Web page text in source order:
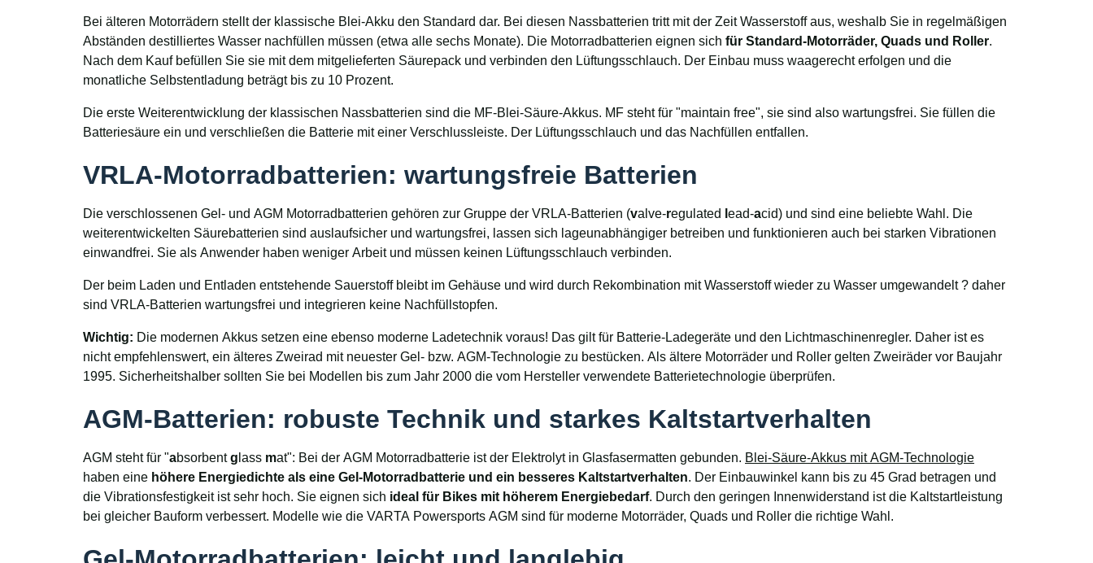
Bei älteren Motorrädern stellt der klassische Blei-Akku den Standard dar. Bei diesen Nassbatterien tritt mit der Zeit Wasserstoff aus, weshalb Sie in regelmäßigen
Abständen destilliertes Wasser nachfüllen müssen (etwa alle sechs Monate). Die Motorradbatterien eignen sich für Standard-Motorräder, Quads und Roller.
Nach dem Kauf befüllen Sie sie mit dem mitgelieferten Säurepack und verbinden den Lüftungsschlauch. Der Einbau muss waagerecht erfolgen und die
monatliche Selbstentladung beträgt bis zu 10 Prozent.
Die erste Weiterentwicklung der klassischen Nassbatterien sind die MF-Blei-Säure-Akkus. MF steht für "maintain free", sie sind also wartungsfrei. Sie füllen die
Batteriesäure ein und verschließen die Batterie mit einer Verschlussleiste. Der Lüftungsschlauch und das Nachfüllen entfallen.
VRLA-Motorradbatterien: wartungsfreie Batterien
Die verschlossenen Gel- und AGM Motorradbatterien gehören zur Gruppe der VRLA-Batterien (valve-regulated ead-acid) und sind eine beliebte Wahl. Die
weiterentwickelten Säurebatterien sind auslaufsicher und wartungsfrei, lassen sich lageunabhängiger betreiben und funktionieren auch bei starken Vibrationen
einwandfrei. Sie als Anwender haben weniger Arbeit und müssen keinen Lüftungsschlauch verbinden.
Der beim Laden und Entladen entstehende Sauerstoff bleibt im Gehäuse und wird durch Rekombination mit Wasserstoff wieder zu Wasser umgewandelt ? daher
sind VRLA-Batterien wartungsfrei und integrieren keine Nachfüllstopfen.
Wichtig: Die modernen Akkus setzen eine ebenso moderne Ladetechnik voraus! Das gilt für Batterie-Ladegeräte und den Lichtmaschinenregler. Daher ist es
nicht empfehlenswert, ein älteres Zweirad mit neuester Gel- bzw. AGM-Technologie zu bestücken. Als ältere Motorräder und Roller gelten Zweiräder vor Baujahr
1995. Sicherheitshalber sollten Sie bei Modellen bis zum Jahr 2000 die vom Hersteller verwendete Batterietechnologie überprüfen.
AGM-Batterien: robuste Technik und starkes Kaltstartverhalten
AGM steht für "absorbentg lass mat": Bei der AGM Motorradbatterie ist der Elektrolyt in Glasfasermatten gebunden. Blei-Säure-Akkus mit AGM-Technologie
haben eine höhere Energiedichte als eine Gel-Motorradbatterie und ein besseres Kaltstartverhalten. Der Einbauwinkel kann bis zu 45 Grad betragen und
die Vibrationsfestigkeit ist sehr hoch. Sie eignen sich ideal für Bikes mit höherem Energiebedarf. Durch den geringen Innenwiderstand ist die Kaltstartleistung
bei gleicher Bauform verbessert. Modelle wie die VARTA Powersports AGM sind für moderne Motorräder, Quads und Roller die richtige Wahl.